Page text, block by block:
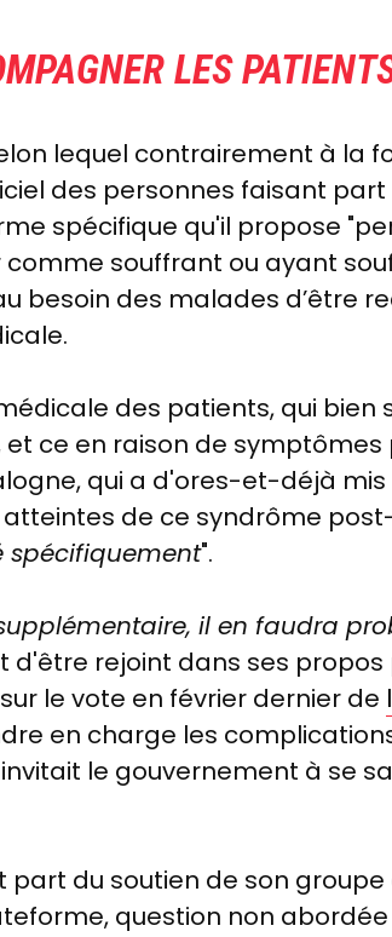
LES
lequel contrairement à la
des personnes faisant
spécifique qu'il propose "
souffrant ou ayant
besoin des malades d’être
.
des patients, qui bien
ce en raison de symptômes
qui a d'ores-et-déjà
de ce syndrôme
spécifiquement".
il en faudra
d'être rejoint dans ses propos
le vote en février dernier de
en charge les
le gouvernement à se
du soutien de son
question non